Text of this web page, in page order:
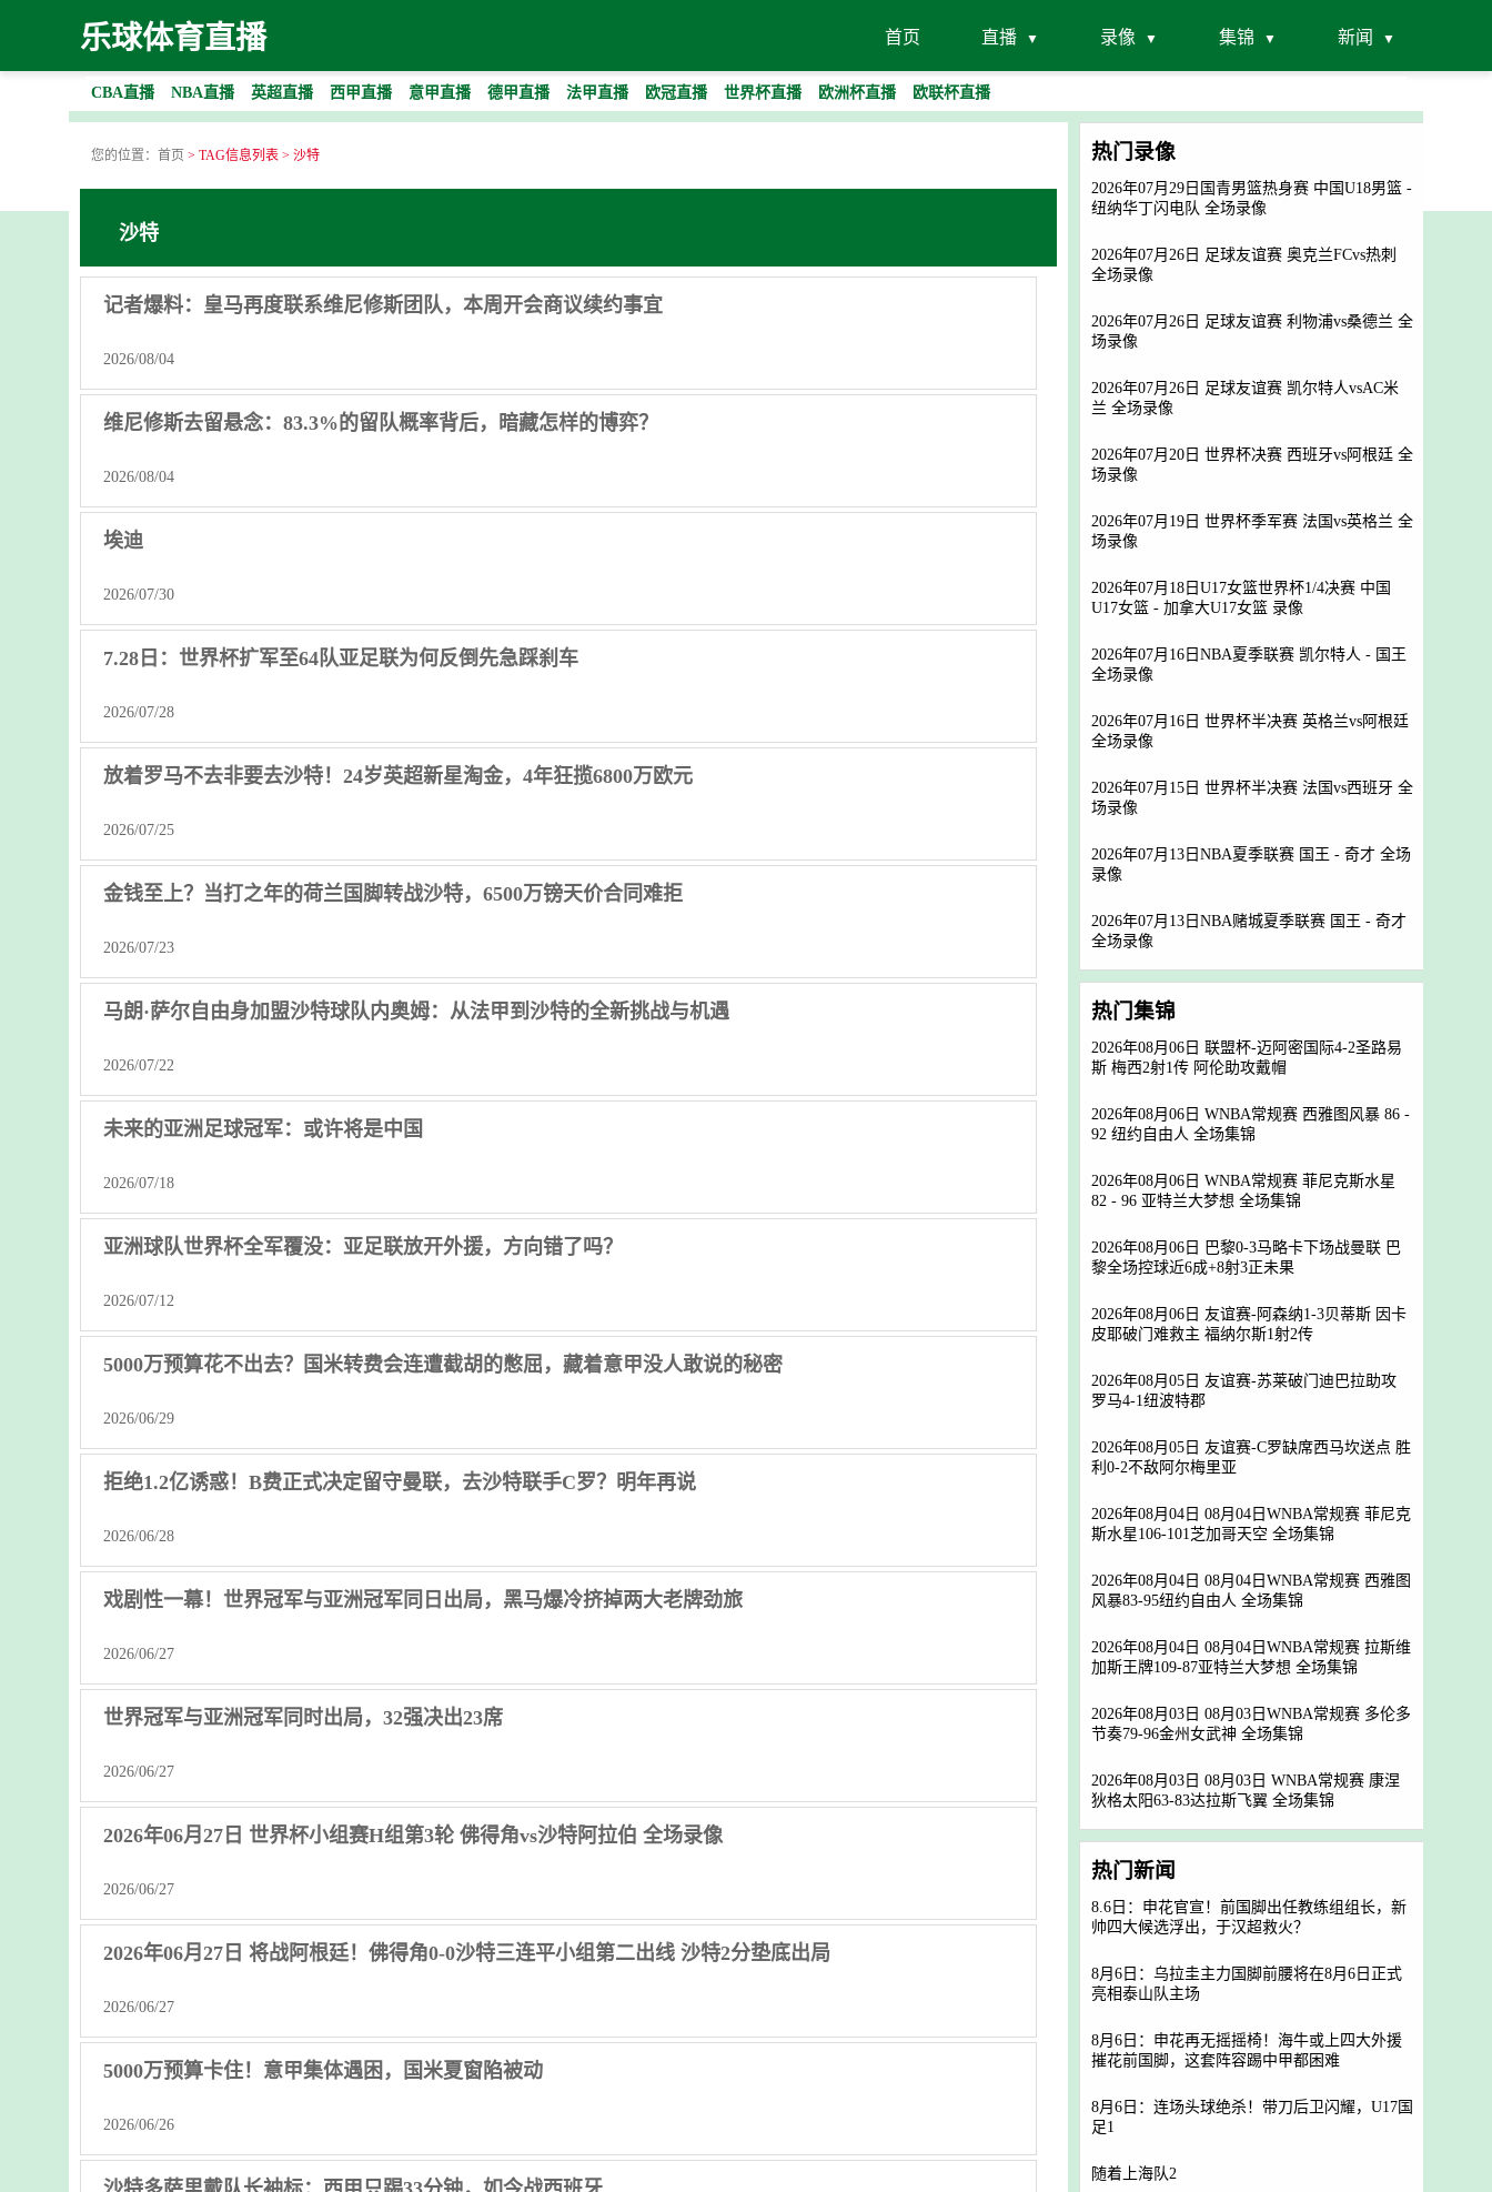
乐球体育直播 首页 直播 录像 集锦 新闻
CBA直播 NBA直播 英超直播 西甲直播 意甲直播 德甲直播 法甲直播 欧冠直播 世界杯直播 欧洲杯直播 欧联杯直播
您的位置： 首页 > TAG信息列表 > 沙特
沙特
记者爆料：皇马再度联系维尼修斯团队，本周开会商议续约事宜
2026/08/04
维尼修斯去留悬念：83.3%的留队概率背后，暗藏怎样的博弈？
2026/08/04
埃迪
2026/07/30
7.28日：世界杯扩军至64队亚足联为何反倒先急踩刹车
2026/07/28
放着罗马不去非要去沙特！24岁英超新星淘金，4年狂揽6800万欧元
2026/07/25
金钱至上？当打之年的荷兰国脚转战沙特，6500万镑天价合同难拒
2026/07/23
马朗·萨尔自由身加盟沙特球队内奥姆：从法甲到沙特的全新挑战与机遇
2026/07/22
未来的亚洲足球冠军：或许将是中国
2026/07/18
亚洲球队世界杯全军覆没：亚足联放开外援，方向错了吗？
2026/07/12
5000万预算花不出去？国米转费会连遭截胡的憋屈，藏着意甲没人敢说的秘密
2026/06/29
拒绝1.2亿诱惑！B费正式决定留守曼联，去沙特联手C罗？明年再说
2026/06/28
戏剧性一幕！世界冠军与亚洲冠军同日出局，黑马爆冷挤掉两大老牌劲旅
2026/06/27
世界冠军与亚洲冠军同时出局，32强决出23席
2026/06/27
2026年06月27日 世界杯小组赛H组第3轮 佛得角vs沙特阿拉伯 全场录像
2026/06/27
2026年06月27日 将战阿根廷！佛得角0-0沙特三连平小组第二出线 沙特2分垫底出局
2026/06/27
5000万预算卡住！意甲集体遇困，国米夏窗陷被动
2026/06/26
热门录像
2026年07月29日国青男篮热身赛 中国U18男篮 -
纽纳华丁闪电队 全场录像
2026年07月26日 足球友谊赛 奥克兰FCvs热刺
全场录像
2026年07月26日 足球友谊赛 利物浦vs桑德兰 全
场录像
2026年07月26日 足球友谊赛 凯尔特人vsAC米
兰 全场录像
2026年07月20日 世界杯决赛 西班牙vs阿根廷 全
场录像
2026年07月19日 世界杯季军赛 法国vs英格兰 全
场录像
2026年07月18日U17女篮世界杯1/4决赛 中国
U17女篮 - 加拿大U17女篮 录像
2026年07月16日NBA夏季联赛 凯尔特人 - 国王
全场录像
2026年07月16日 世界杯半决赛 英格兰vs阿根廷
全场录像
2026年07月15日 世界杯半决赛 法国vs西班牙 全
场录像
2026年07月13日NBA夏季联赛 国王 - 奇才 全场
录像
2026年07月13日NBA赌城夏季联赛 国王 - 奇才
全场录像
热门集锦
2026年08月06日 联盟杯-迈阿密国际4-2圣路易
斯 梅西2射1传 阿伦助攻戴帽
2026年08月06日 WNBA常规赛 西雅图风暴 86 -
92 纽约自由人 全场集锦
2026年08月06日 WNBA常规赛 菲尼克斯水星
82 - 96 亚特兰大梦想 全场集锦
2026年08月06日 巴黎0-3马略卡下场战曼联 巴
黎全场控球近6成+8射3正未果
2026年08月06日 友谊赛-阿森纳1-3贝蒂斯 因卡
皮耶破门难救主 福纳尔斯1射2传
2026年08月05日 友谊赛-苏莱破门迪巴拉助攻
罗马4-1纽波特郡
2026年08月05日 友谊赛-C罗缺席西马坎送点 胜
利0-2不敌阿尔梅里亚
2026年08月04日 08月04日WNBA常规赛 菲尼克
斯水星106-101芝加哥天空 全场集锦
2026年08月04日 08月04日WNBA常规赛 西雅图
风暴83-95纽约自由人 全场集锦
2026年08月04日 08月04日WNBA常规赛 拉斯维
加斯王牌109-87亚特兰大梦想 全场集锦
2026年08月03日 08月03日WNBA常规赛 多伦多
节奏79-96金州女武神 全场集锦
2026年08月03日 08月03日 WNBA常规赛 康涅
狄格太阳63-83达拉斯飞翼 全场集锦
热门新闻
8.6日：申花官宣！前国脚出任教练组组长，新
帅四大候选浮出，于汉超救火？
8月6日：乌拉圭主力国脚前腰将在8月6日正式
亮相泰山队主场
8月6日：申花再无摇摇椅！海牛或上四大外援
摧花前国脚，这套阵容踢中甲都困难
8月6日：连场头球绝杀！带刀后卫闪耀，U17国
足1
随着上海队2